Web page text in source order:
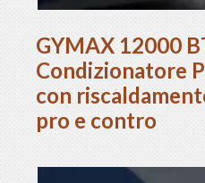
GYMAX 12000
Condizionatore
con
pro e contro